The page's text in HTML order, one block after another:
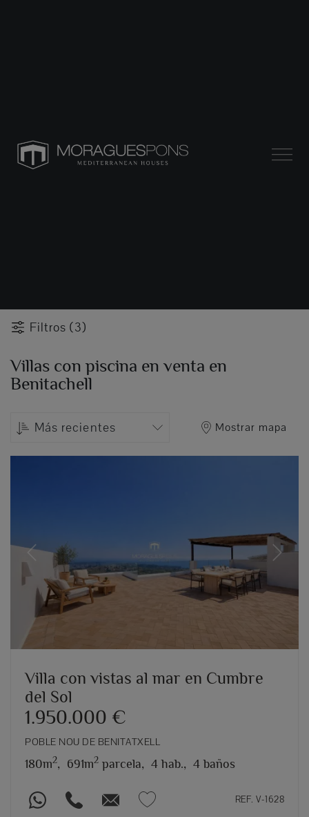
Filtros (3)
Villas con piscina en venta en
Benitachell
Más recientes Mostrar mapa
Previous Next
Villa con vistas al mar en Cumbre
del Sol
1.950.000 €
POBLE NOU DE BENITATXELL
180m2, 691m2 parcela, 4 hab., 4 baños
REF. V-1628